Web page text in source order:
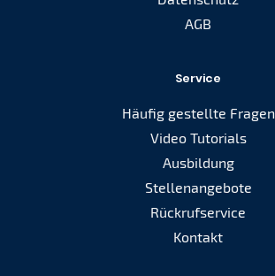
AGB
Service
Häufig gestellte Fragen
Video Tutorials
Ausbildung
Stellenangebote
Rückrufservice
Kontakt